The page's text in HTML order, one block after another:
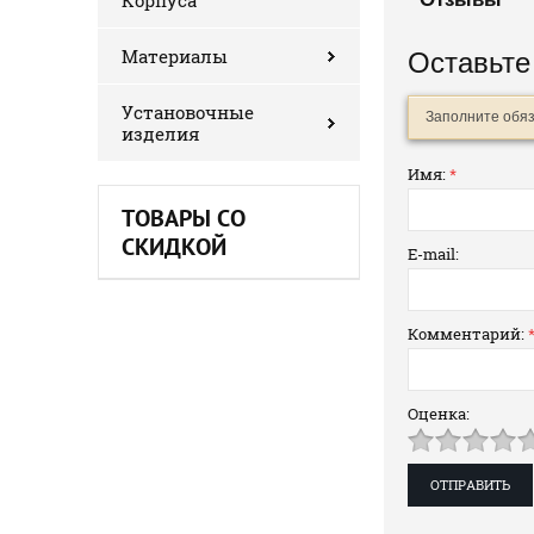
Материалы
Установочные
изделия
ТОВАРЫ СО
СКИДКОЙ
Заполните
Имя:*
E-mail:
Комментарий:*
Оценка: